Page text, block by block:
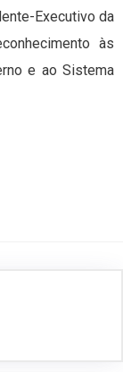
Executivo da
às
e ao Sistema